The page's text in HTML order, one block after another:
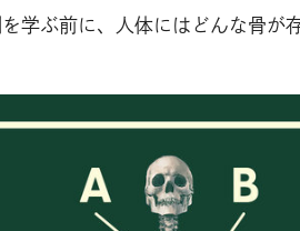
学ぶ前に、人体にはどんな骨が